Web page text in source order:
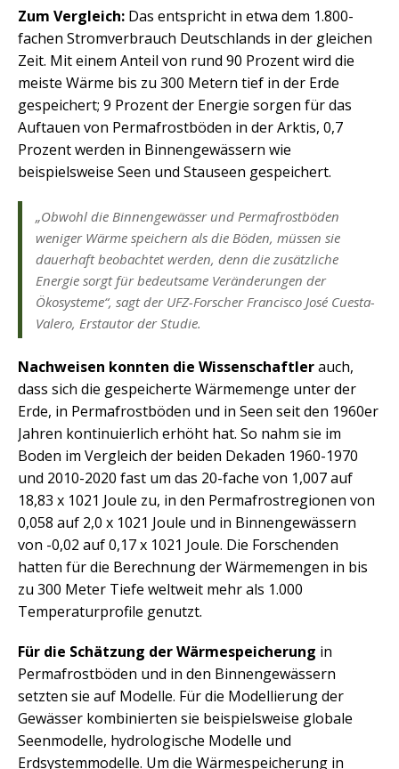
Zum Vergleich: Das entspricht in etwa dem 1.800-
fachen Stromverbrauch Deutschlands in der gleichen
Zeit. Mit einem Anteil von rund 90 Prozent wird die
meiste Wärme bis zu 300 Metern tief in der Erde
gespeichert; 9 Prozent der Energie sorgen für das
Auftauen von Permafrostböden in der Arktis, 0,7
Prozent werden in Binnengewässern wie
beispielsweise Seen und Stauseen gespeichert.
„Obwohl die Binnengewässer und Permafrostböden
weniger Wärme speichern als die Böden, müssen sie
dauerhaft beobachtet werden, denn die zusätzliche
Energie sorgt für bedeutsame Veränderungen der
Ökosysteme“, sagt der UFZ-Forscher Francisco José Cuesta-
Valero, Erstautor der Studie.
Nachweisen konnten die Wissenschaftlerauch,
dass sich die gespeicherte Wärmemenge unter der
Erde, in Permafrostböden und in Seen seit den 1960er
Jahren kontinuierlich erhöht hat. So nahm sie im
Boden im Vergleich der beiden Dekaden 1960-1970
und 2010-2020 fast um das 20-fache von 1,007 auf
18,83 x 1021 Joule zu, in den Permafrostregionen von
0,058 auf 2,0 x 1021 Joule und in Binnengewässern
von -0,02 auf 0,17 x 1021 Joule. Die Forschenden
hatten für die Berechnung der Wärmemengen in bis
zu 300 Meter Tiefe weltweit mehr als 1.000
Temperaturprofile genutzt.
Für die Schätzung der Wärmespeicherung in
Permafrostböden und in den Binnengewässern
setzten sie auf Modelle. Für die Modellierung der
Gewässer kombinierten sie beispielsweise globale
Seenmodelle, hydrologische Modelle und
Erdsystemmodelle. Um die Wärmespeicherung in